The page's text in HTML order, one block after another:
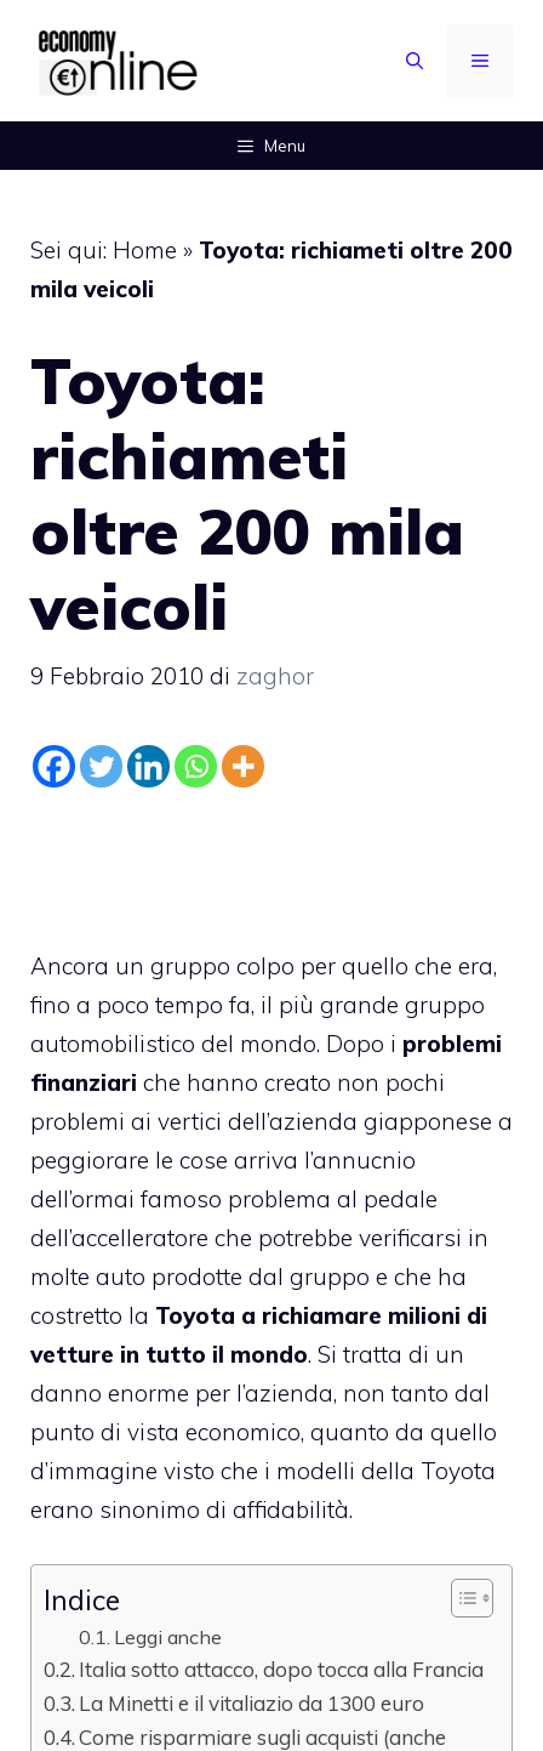
contenuto
MENU
Menu
Sei qui: Home » Toyota: richiameti oltre 200
mila veicoli
Toyota:
richiameti
oltre 200 mila
veicoli
9 Febbraio 2010 di zaghor
Ancora un gruppo colpo per quello che era,
fino a poco tempo fa, il più grande gruppo
automobilistico del mondo. Dopo i problemi
finanziari che hanno creato non pochi
problemi ai vertici dell’azienda giapponese a
peggiorare le cose arriva l’annucnio
dell’ormai famoso problema al pedale
dell’accelleratore che potrebbe verificarsi in
molte auto prodotte dal gruppo e che ha
costretto la Toyota a richiamare milioni di
vetture in tutto il mondo. Si tratta di un
danno enorme per l’azienda, non tanto dal
punto di vista economico, quanto da quello
d’immagine visto che i modelli della Toyota
erano sinonimo di affidabilità.
Indice
Leggi anche
Italia sotto attacco, dopo tocca alla Francia
La Minetti e il vitaliazio da 1300 euro
Come risparmiare sugli acquisti (anche